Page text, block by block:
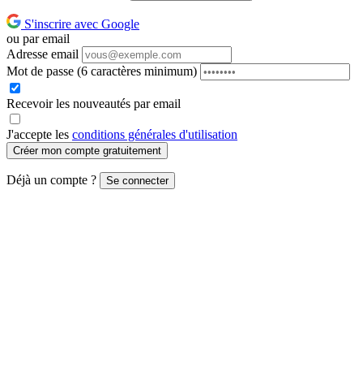
S'inscrire avec Google
ou par email
Adresse email
Mot de passe (6 caractères minimum)
Recevoir les nouveautés par email
J'accepte les conditions générales d'utilisation
Créer mon compte gratuitement
Déjà un compte ? Se connecter